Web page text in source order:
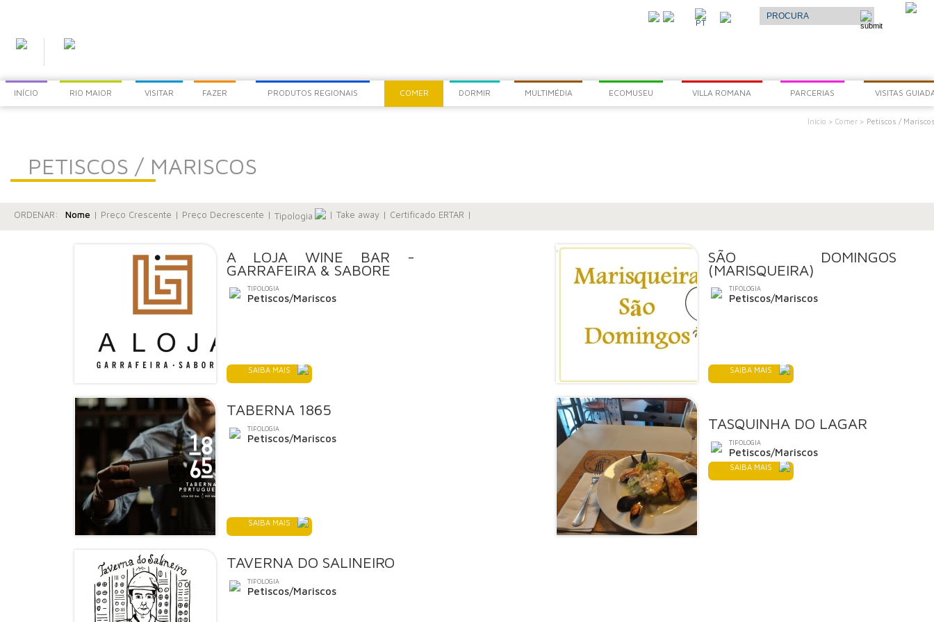
Select Language
PT
INÍCIO RIO MAIOR VISITAR FAZER PRODUTOS REGIONAIS COMER DORMIR MULTIMÉDIA ECOMUSEU VILLA ROMANA PARCERIAS VISITAS
Início > Comer > Petiscos /
PETISCOS / MARISCOS
ORDENAR: Nome | Preço Crescente | Preço Decrescente | Tipologia | Take away | Certificado ERTAR |
A LOJA WINE BAR -
GARRAFEIRA & SABORE
TIPOLOGIA
Petiscos/Mariscos
SAIBA MAIS
SÃO DOMINGOS
(MARISQUEIRA)
TIPOLOGIA
Petiscos/Mariscos
SAIBA MAIS
TABERNA 1865
TIPOLOGIA
Petiscos/Mariscos
SAIBA MAIS
TASQUINHA DO LAGAR
TIPOLOGIA
Petiscos/Mariscos
SAIBA MAIS
TAVERNA DO SALINEIRO
TIPOLOGIA
Petiscos/Mariscos